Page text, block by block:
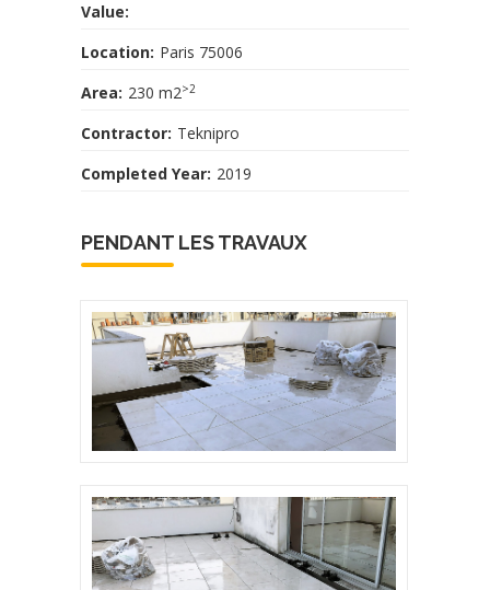
Value:
Location: Paris 75006
Area: 230 m2>2
Contractor: Teknipro
Completed Year: 2019
PENDANT LES TRAVAUX